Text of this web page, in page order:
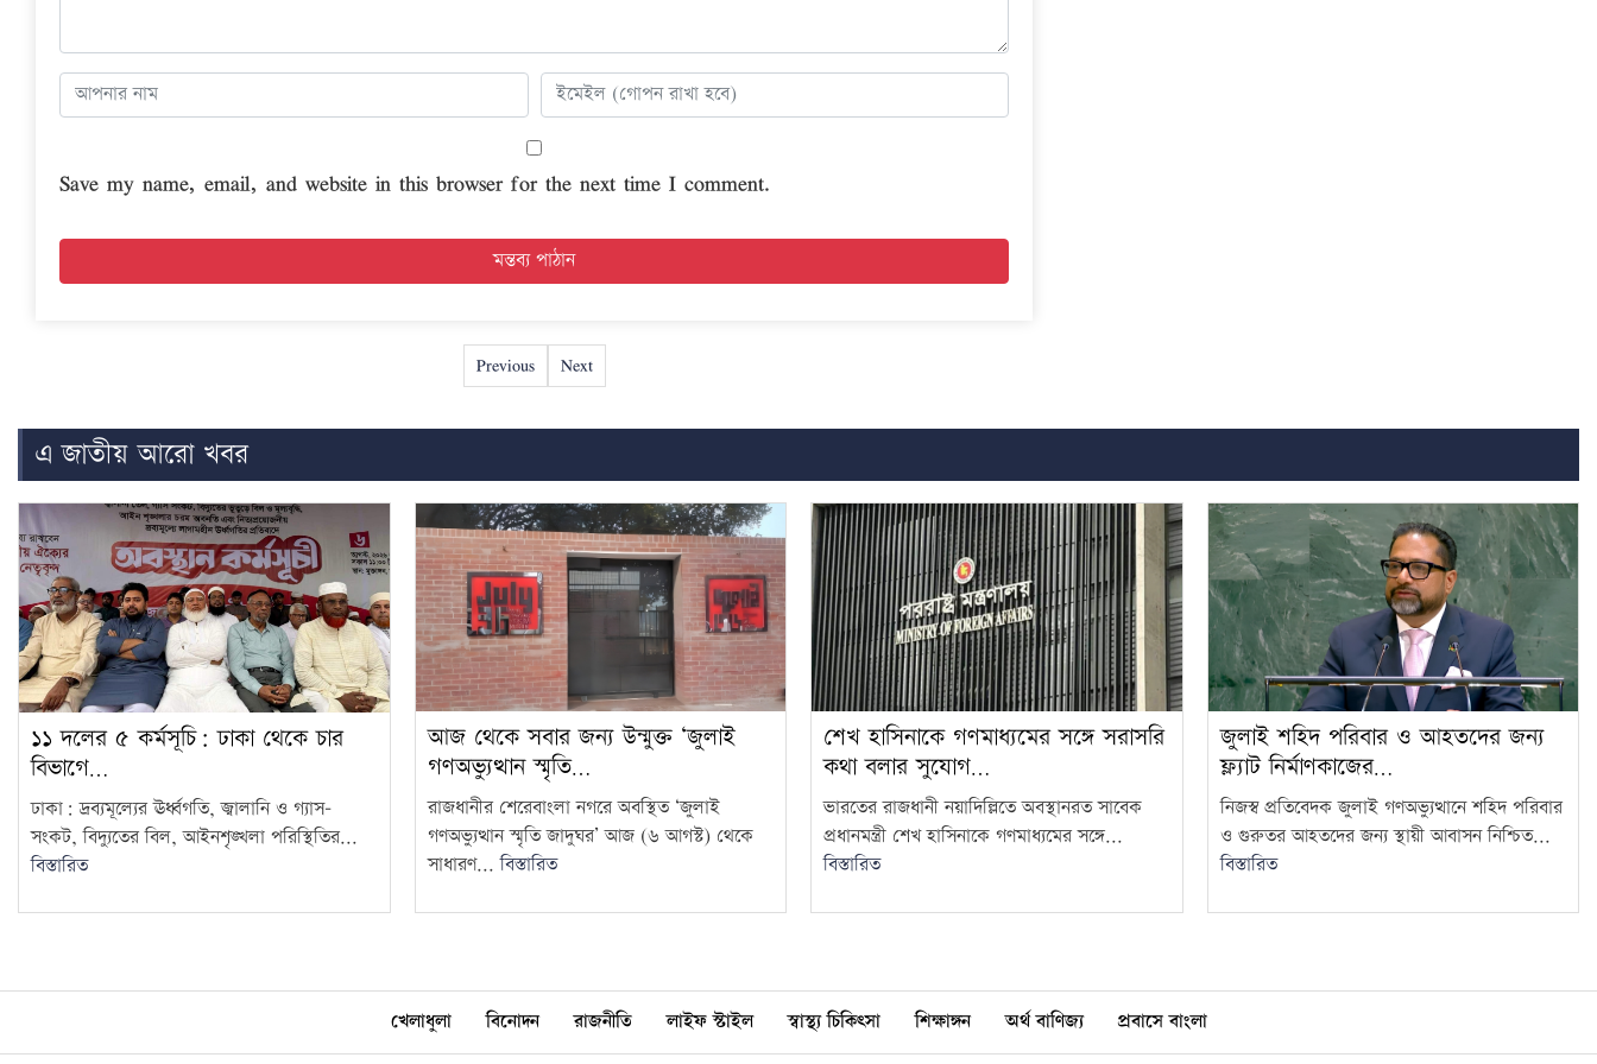
Save my name, email, and website in this browser for the next time I comment.
Previous Next
এ জাতীয় আরো খবর
১১ দলের ৫ কর্মসূচি: ঢাকা থেকে চার
বিভাগে…
ঢাকা: দ্রব্যমূল্যের ঊর্ধ্বগতি, জ্বালানি ও গ্যাস–
সংকট, বিদ্যুতের বিল, আইনশৃঙ্খলা পরিস্থিতির...
বিস্তারিত
আজ থেকে সবার জন্য উন্মুক্ত ‘জুলাই
গণঅভ্যুত্থান স্মৃতি…
রাজধানীর শেরেবাংলা নগরে অবস্থিত ‘জুলাই
গণঅভ্যুত্থান স্মৃতি জাদুঘর’ আজ (৬ আগস্ট) থেকে
সাধারণ...বিস্তারিত
শেখ হাসিনাকে গণমাধ্যমের সঙ্গে সরাসরি
কথা বলার সুযোগ…
ভারতের রাজধানী নয়াদিল্লিতে অবস্থানরত সাবেক
প্রধানমন্ত্রী শেখ হাসিনাকে গণমাধ্যমের সঙ্গে...
বিস্তারিত
জুলাই শহিদ পরিবার ও আহতদের জন্য
ফ্ল্যাট নির্মাণকাজের…
নিজস্ব প্রতিবেদক জুলাই গণঅভ্যুত্থানে শহিদ পরিবার
ও গুরুতর আহতদের জন্য স্থায়ী আবাসন নিশ্চিত...
বিস্তারিত
খেলাধুলা বিনোদন রাজনীতি লাইফ স্টাইল স্বাস্থ্য চিকিৎসা শিক্ষাঙ্গন অর্থ বাণিজ্য প্রবাসে বাংলা